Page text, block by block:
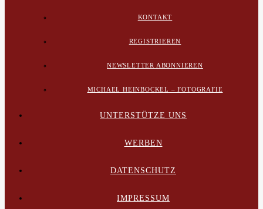
KONTAKT
REGISTRIEREN
NEWSLETTER ABONNIEREN
MICHAEL HEINBOCKEL – FOTOGRAFIE
UNTERSTÜTZE UNS
WERBEN
DATENSCHUTZ
IMPRESSUM